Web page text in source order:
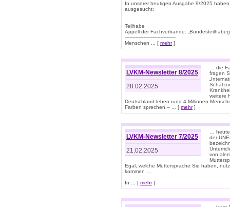
In unserer heutigen Ausgabe 9/2025
ausgesucht:
Teilhabe
Appell der Fachverbände:
---------------------------------
Menschen ... [ mehr]
LVKM-Newsletter 8/2025
28.02.2025
… die
fragen
weitere
Deutschland leben rund 4 Millionen
Farben sprechen – ... [ mehr]
LVKM-Newsletter 7/2025
21.02.2025
…
der
von
Egal, welche Muttersprache Sie haben,
kommen …
In ... [ mehr]